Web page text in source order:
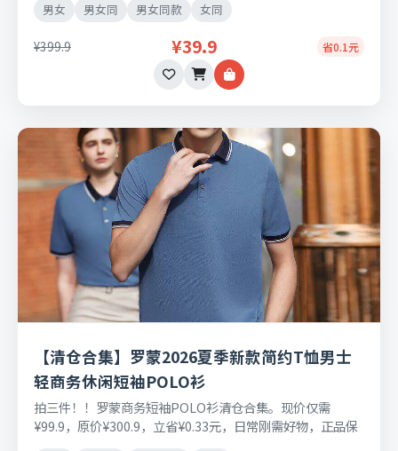
男女 男女同 男女同款 女同
¥399.9 ¥39.9 省0.1元
【清仓合集】罗蒙2026夏季新款简约T恤男士
轻商务休闲短袖POLO衫
拍三件！！罗蒙商务短袖POLO衫清仓合集。现价仅需
¥99.9，原价¥300.9，立省¥0.33元，日常刚需好物，正品保